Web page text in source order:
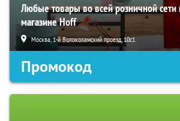
Любые товары во всей розничной сети
магазине Hoff
Москва, 1-й Волоколамский проезд, 10с1
Промокод